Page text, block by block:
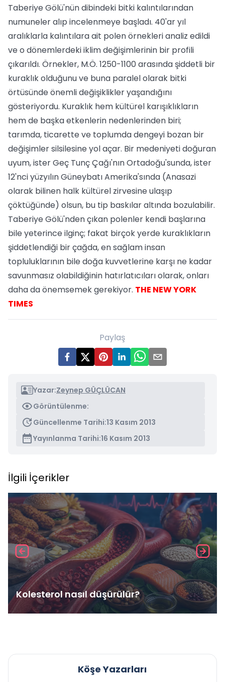
Taberiye Gölü'nün dibindeki bitki kalıntılarından
numuneler alıp incelenmeye başladı. 40'ar yıl
aralıklarla kalıntılara ait polen örnekleri analiz edildi
ve o dönemlerdeki iklim değişimlerinin bir profili
çıkarıldı. Örnekler, M.Ö. 1250-1100 arasında şiddetli bir
kuraklık olduğunu ve buna paralel olarak bitki
örtüsünde önemli değişiklikler yaşandığını
gösteriyordu. Kuraklık hem kültürel karışıklıkların
hem de başka etkenlerin nedenlerinden biri;
tarımda, ticarette ve toplumda dengeyi bozan bir
değişimler silsilesine yol açar. Bir medeniyeti doğuran
uyum, ister Geç Tunç Çağı'nın Ortadoğu'sunda, ister
12'nci yüzyılın Güneybatı Amerika'sında (Anasazi
olarak bilinen halk kültürel zirvesine ulaşıp
çöktüğünde) olsun, bu tip baskılar altında bozulabilir.
Taberiye Gölü'nden çıkan polenler kendi başlarına
bile yeterince ilginç; fakat birçok yerde kuraklıkların
şiddetlendiği bir çağda, en sağlam insan
topluluklarının bile doğa kuvvetlerine karşı ne kadar
savunmasız olabildiğinin hatırlatıcıları olarak, onları
daha da önemsemek gerekiyor. THE NEW YORK
TIMES
Paylaş
Yazar:Zeynep GÜÇLÜCAN
Görüntülenme:
Güncellenme Tarihi:13 Kasım 2013
Yayınlanma Tarihi:16 Kasım 2013
İlgili İçerikler
Kolesterol nasıl düşürülür?
Köşe Yazarları